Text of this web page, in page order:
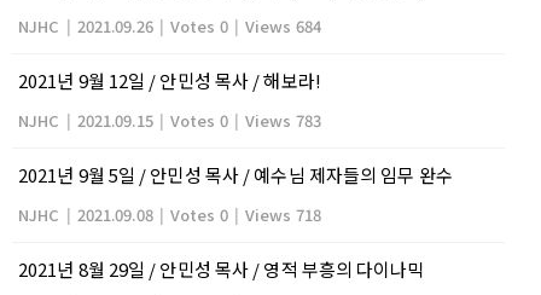
NJHC | 2021.09.26 | Votes 0 | Views 684
2021년 9월 12일 / 안민성 목사 / 해보라!
NJHC | 2021.09.15 | Votes 0 | Views 783
2021년 9월 5일 / 안민성 목사 / 예수님 제자들의 임무 완수
NJHC | 2021.09.08 | Votes 0 | Views 718
2021년 8월 29일 / 안민성 목사 / 영적 부흥의 다이나믹